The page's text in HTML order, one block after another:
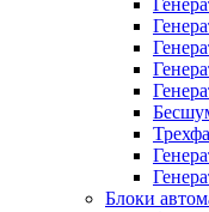
Блоки